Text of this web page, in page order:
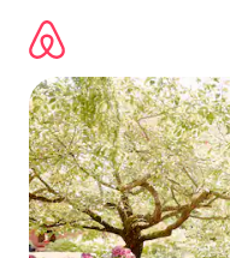
para
conteúdo